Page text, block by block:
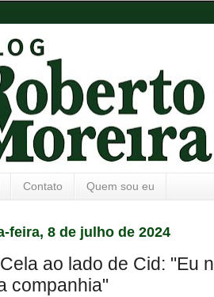
Contato Quem sou eu
feira, 8 de julho de 2024
ao lado de Cid: "Eu
companhia"